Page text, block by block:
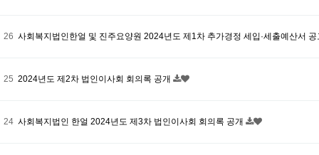
26 사회복지법인한얼 및 진주요양원 2024년도 제1차 추가경정 세입·세출예산서
25 2024년도 제2차 법인이사회 회의록 공개
24 사회복지법인 한얼 2024년도 제3차 법인이사회 회의록 공개